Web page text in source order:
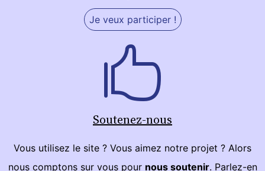
Je veux participer !
Soutenez-nous
Vous utilisez le site ? Vous aimez notre projet ? Alors
nous comptons sur vous pour nous soutenir. Parlez-en